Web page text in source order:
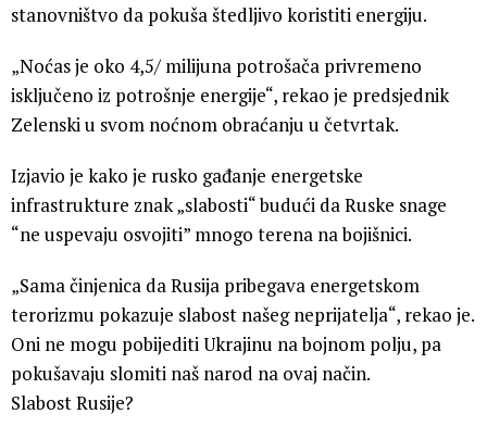
stanovništvo da pokuša štedljivo koristiti energiju.
„Noćas je oko 4,5/ milijuna potrošača privremeno
isključeno iz potrošnje energije“, rekao je predsjednik
Zelenski u svom noćnom obraćanju u četvrtak.
Izjavio je kako je rusko gađanje energetske
infrastrukture znak „slabosti“ budući da Ruske snage
“ne uspevaju osvojiti” mnogo terena na bojišnici.
„Sama činjenica da Rusija pribegava energetskom
terorizmu pokazuje slabost našeg neprijatelja“, rekao je.
Oni ne mogu pobijediti Ukrajinu na bojnom polju, pa
pokušavaju slomiti naš narod na ovaj način.
Slabost Rusije?